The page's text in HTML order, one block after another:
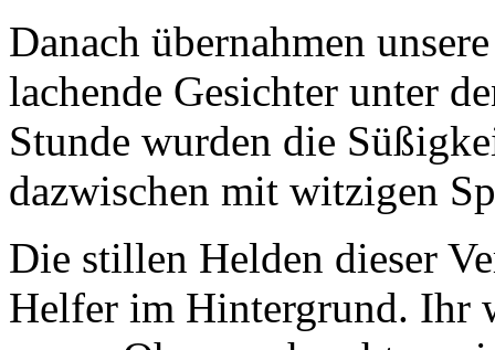
Danach übernahmen
lachende Gesichter unter
Stunde wurden die
dazwischen mit witzigen
Die stillen Helden dieser
Helfer im Hintergrund. Ihr